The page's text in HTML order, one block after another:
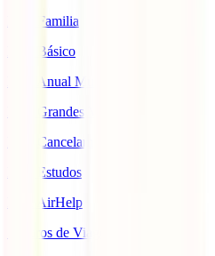
IATI Familia
IATI Básico
IATI Anual Multiviagem
IATI Grandes Viajantes
IATI Cancelamento Premium
IATI Estudos
IATI AirHelp
Seguros de Viagem